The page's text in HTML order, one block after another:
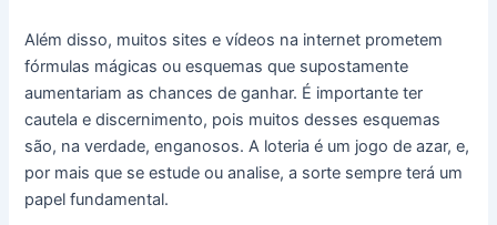
Além disso, muitos sites e vídeos na internet prometem
fórmulas mágicas ou esquemas que supostamente
aumentariam as chances de ganhar. É importante ter
cautela e discernimento, pois muitos desses esquemas
são, na verdade, enganosos. A loteria é um jogo de azar, e,
por mais que se estude ou analise, a sorte sempre terá um
papel fundamental.